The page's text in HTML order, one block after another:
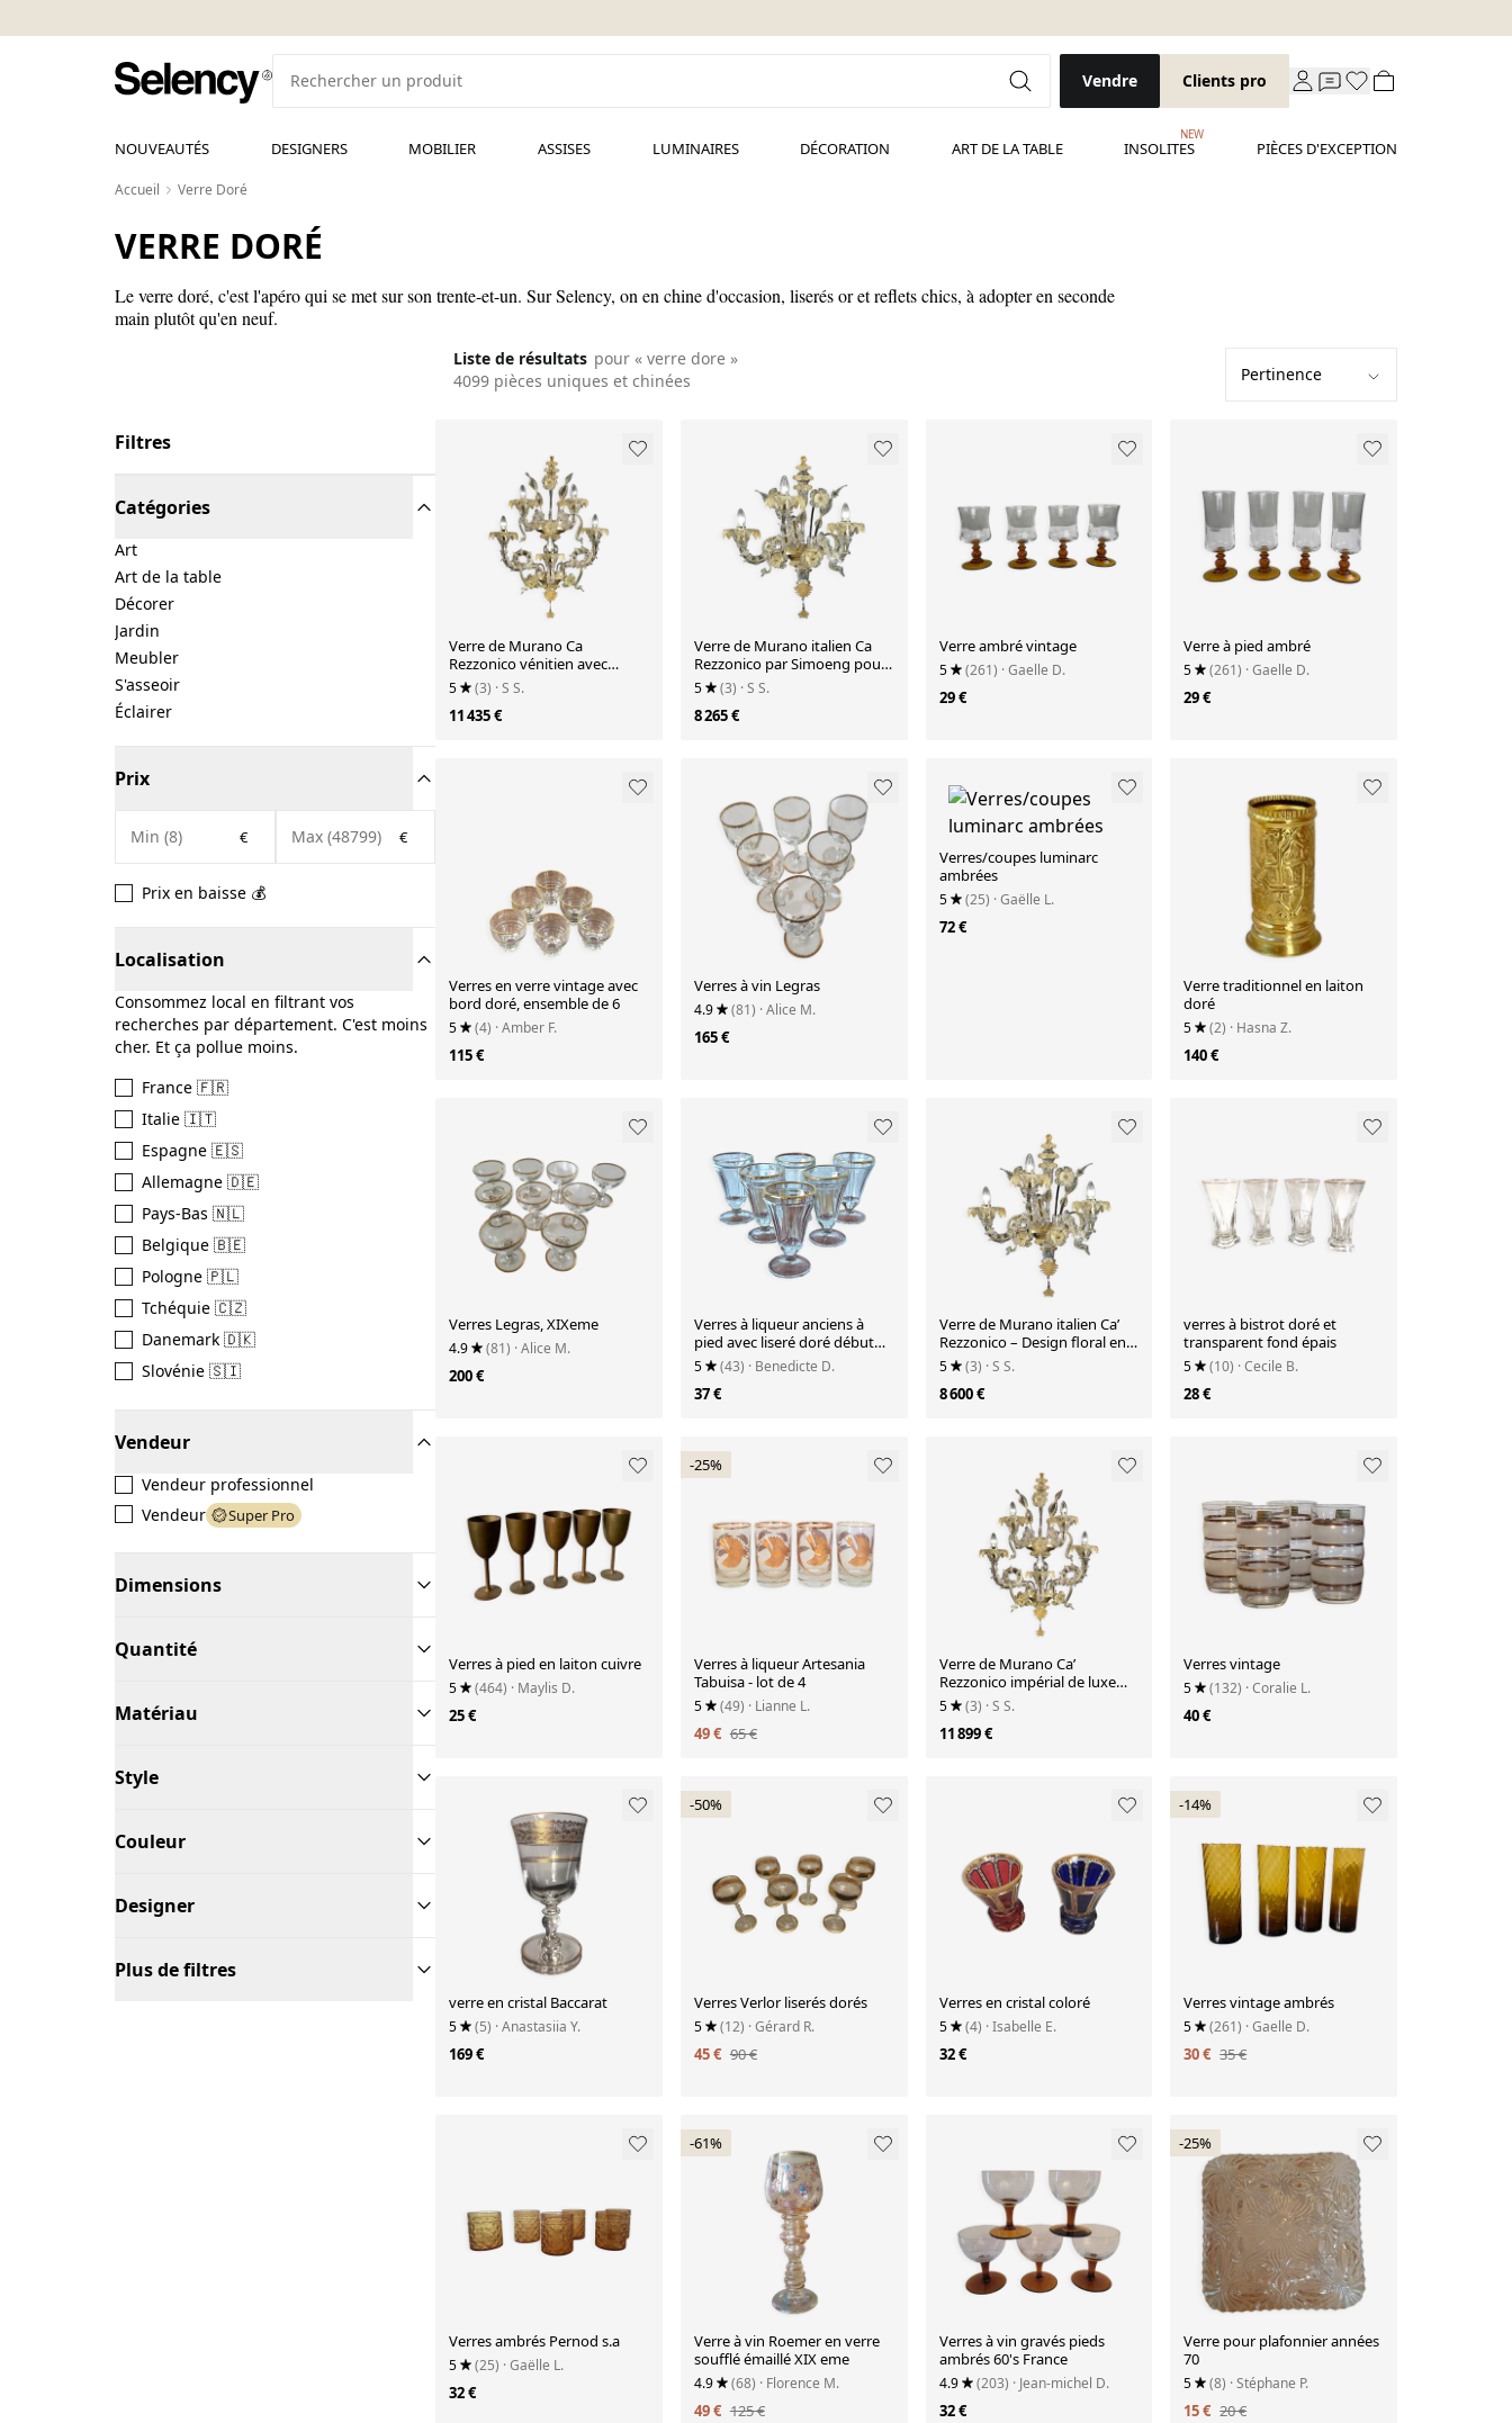
Vendre Clients pro
NOUVEAUTÉS DESIGNERS MOBILIER ASSISES LUMINAIRES DÉCORATION ART DE LA TABLE INSOLITES
NEW
PIÈCES D'EXCEPTION
Accueil Verre Doré
VERRE DORÉ
Le verre doré, c'est l'apéro qui se met sur son trente-et-un. Sur Selency, on en chine d'occasion, liserés or et reflets chics, à adopter en seconde
main plutôt qu'en neuf.
Liste de résultats pour « verre dore »
4099 pièces uniques et chinées
Filtres
Catégories
Art
Art de la table
Décorer
Jardin
Meubler
S'asseoir
Éclairer
Prix
€ €
Prix en baisse 💰
Localisation
Consommez local en filtrant vos
recherches par département. C'est moins
cher. Et ça pollue moins.
France 🇫🇷
Italie 🇮🇹
Espagne 🇪🇸
Allemagne 🇩🇪
Pays-Bas 🇳🇱
Belgique 🇧🇪
Pologne 🇵🇱
Tchéquie 🇨🇿
Danemark 🇩🇰
Slovénie 🇸🇮
Vendeur
Vendeur professionnel
Vendeur
Super Pro
Dimensions
Quantité
Matériau
Style
Couleur
Designer
Plus de filtres
Verre de Murano Ca
Rezzonico vénitien avec
feuilles d'or et fleurs par
Simoeng fo
5 (3) · S S.
11 435 €
Verre de Murano italien Ca
Rezzonico par Simoeng pour
Simoeng
5 (3) · S S.
8 265 €
Verre ambré vintage
5 (261) · Gaelle D.
29 €
Verre à pied ambré
5 (261) · Gaelle D.
29 €
Verres en verre vintage avec
bord doré, ensemble de 6
5 (4) · Amber F.
115 €
Verres à vin Legras
4.9 (81) · Alice M.
165 €
Verres/coupes luminarc
ambrées
5 (25) · Gaëlle L.
72 €
Verre traditionnel en laiton
doré
5 (2) · Hasna Z.
140 €
Verres Legras, XIXeme
4.9 (81) · Alice M.
200 €
Verres à liqueur anciens à
pied avec liseré doré début
20ème
5 (43) · Benedicte D.
37 €
Verre de Murano italien Ca’
Rezzonico – Design floral en
or fait à la main
5 (3) · S S.
8 600 €
verres à bistrot doré et
transparent fond épais
5 (10) · Cecile B.
28 €
Verres à pied en laiton cuivre
5 (464) · Maylis D.
25 €
-25%
Verres à liqueur Artesania
Tabuisa - lot de 4
5 (49) · Lianne L.
49 € 65 €
Verre de Murano Ca’
Rezzonico impérial de luxe
avec feuille d'or
5 (3) · S S.
11 899 €
Verres vintage
5 (132) · Coralie L.
40 €
verre en cristal Baccarat
5 (5) · Anastasiia Y.
169 €
-50%
Verres Verlor liserés dorés
5 (12) · Gérard R.
45 € 90 €
Verres en cristal coloré
5 (4) · Isabelle E.
32 €
-14%
Verres vintage ambrés
5 (261) · Gaelle D.
30 € 35 €
Verres ambrés Pernod s.a
5 (25) · Gaëlle L.
32 €
-61%
Verre à vin Roemer en verre
soufflé émaillé XIX eme
4.9 (68) · Florence M.
49 € 125 €
Verres à vin gravés pieds
ambrés 60's France
4.9 (203) · Jean-michel D.
32 €
-25%
Verre pour plafonnier années
70
5 (8) · Stéphane P.
15 € 20 €